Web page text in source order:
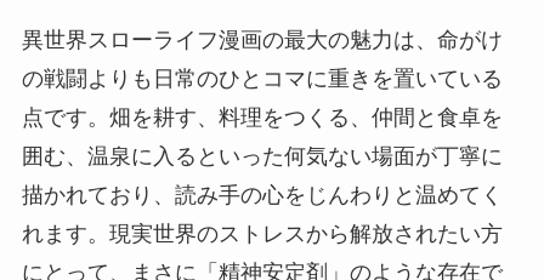
異世界スローライフ漫画の最大の魅力は、命がけ
の戦闘よりも日常のひとコマに重きを置いている
点です。畑を耕す、料理をつくる、仲間と食卓を
囲む、温泉に入るといった何気ない場面が丁寧に
描かれており、読み手の心をじんわりと温めてく
れます。現実世界のストレスから解放されたい方
にとって、まさに「精神安定剤」のような存在で